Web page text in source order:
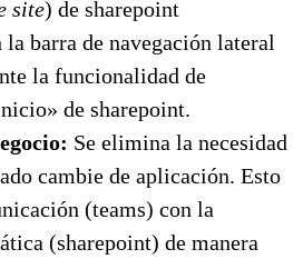
site) de sharepoint
barra de navegación lateral
la funcionalidad de
de sharepoint.
Se elimina la necesidad
cambie de aplicación. Esto
(teams) con la
(sharepoint) de manera